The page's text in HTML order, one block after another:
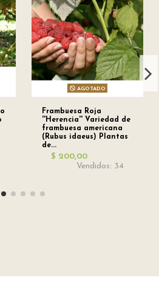
AGOTADO
Frambuesa Roja
''Herencia'' Variedad de
frambuesa americana
(Rubus idaeus) Plantas
de...
$ 200,00
Vendidos: 34